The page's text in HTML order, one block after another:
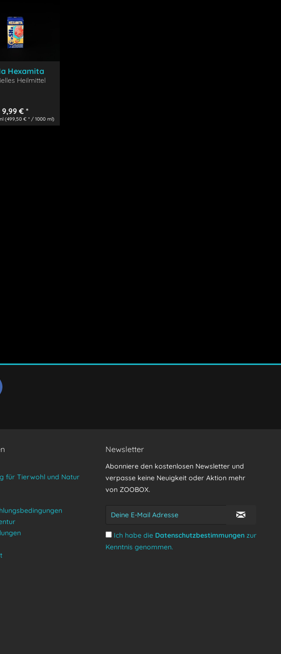
Hexamita
Heilmittel
9,99 € *
(499,50 € * / 1000 ml)
für Tierwohl und Natur
Newsletter
Abonniere den kostenlosen Newsletter und
verpasse keine Neuigkeit oder Aktion mehr
von ZOOBOX.
Ich habe die Datenschutzbestimmungen zur
Kenntnis genommen.